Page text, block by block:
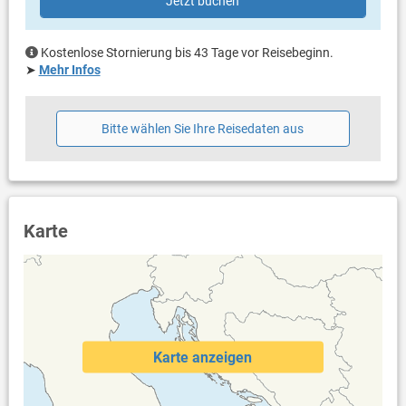
Dusche im Außenbereich
Haustier nicht erlaubt
Klimaanlage im Preis inklusive
Bettwäsche vorhanden
Internet per WLAN
Kostenlose Stornierung bis 43 Tage vor Reisebeginn.
➤ Mehr Infos
Bitte wählen Sie Ihre Reisedaten aus
Karte
Karte anzeigen